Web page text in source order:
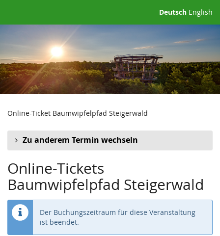
Deutsch English
Online-Ticket Baumwipfelpfad Steigerwald
Zu anderem Termin wechseln
Online-Tickets
Baumwipfelpfad Steigerwald
Der Buchungszeitraum für diese Veranstaltung
ist beendet.